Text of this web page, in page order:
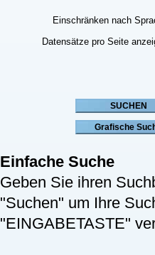
Einschränken nach
Datensätze pro Seite
Einfache Suche
Geben Sie ihren
"Suchen" um Ihre
"EINGABETASTE"